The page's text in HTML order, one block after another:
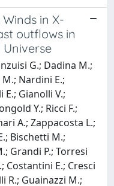
in X-
outflows in
G.; Dadina M.;
Nardini E.;
E.; Gianolli V.;
Y.; Ricci F.;
A.; Zappacosta L.;
Bischetti M.;
Grandi P.; Torresi
Costantini E.; Cresci
R.; Guainazzi M.;